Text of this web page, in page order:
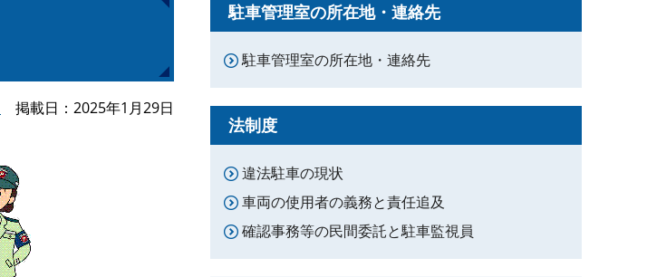
掲載日 2025年1月29日
駐車管理室の所在地・連絡先
駐車管理室の所在地・連絡先
法制度
違法駐車の現状
車両の使用者の義務と責任追及
確認事務等の民間委託と駐車監視員